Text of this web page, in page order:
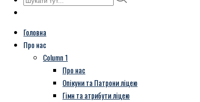
Головна
Про нас
Column 1
Про нас
Опікуни та Патрони ліцею
Гімн та атрибути ліцею